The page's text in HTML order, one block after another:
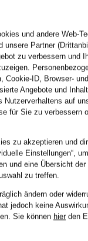
und andere Web-
unsere Partner
zu verbessern und
Cookie-ID, Browser-
Angebote und
Nutzerverhaltens auf
für Sie zu verbessern
zu akzeptieren und
Einstellungen“,
und eine Übersicht
zu treffen.
ändern oder
jedoch keine
Sie können hier den